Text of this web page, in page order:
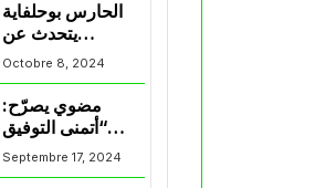
الحارس بوحلفاية
يتحدث عن
طموحاته مع
المنتخب و شباب
قسنطينة
Octobre 8, 2024
مضوي يصرّح:
“أتمنى التوفيق
لممثلي الكرة
الجزائرية في
Septembre 17, 2024